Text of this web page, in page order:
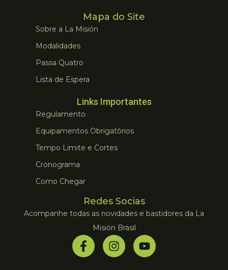
Mapa do Site
Sobre a La Misión
Modalidades
Passa Quatro
Lista de Espera
Links Importantes
Regulamento
Equipamentos Obrigatórios
Tempo Limite e Cortes
Cronograma
Como Chegar
Redes Socias
Acompanhe todas as novidades e bastidores da La
Misión Brasil